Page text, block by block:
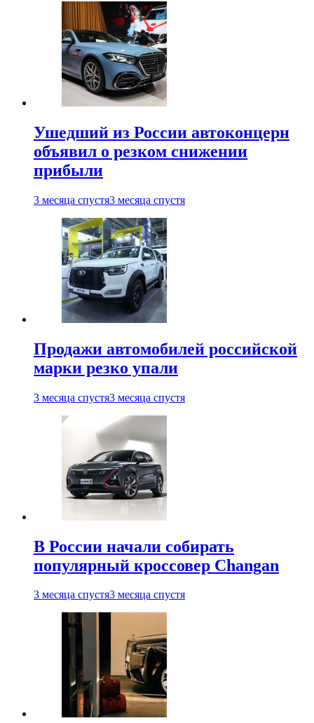
Ушедший из России автоконцерн
объявил о резком снижении
прибыли
3 месяца спустя3 месяца спустя
Продажи автомобилей российской
марки резко упали
3 месяца спустя3 месяца спустя
В России начали собирать
популярный кроссовер Changan
3 месяца спустя3 месяца спустя